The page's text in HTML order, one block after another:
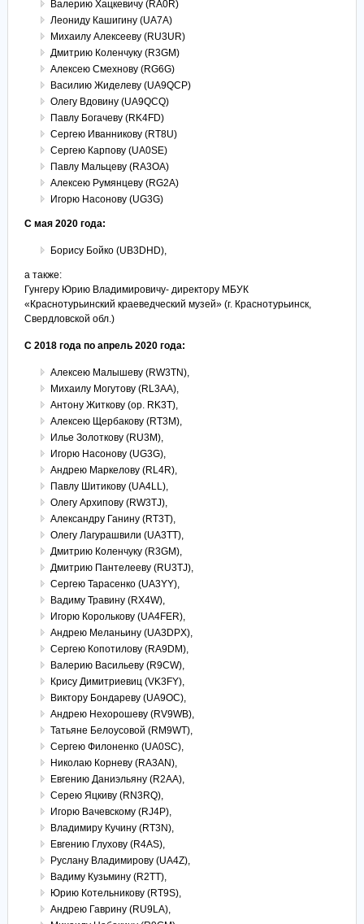
Валерию Хацкевичу (RA0R)
Леониду Кашигину (UA7A)
Михаилу Алексееву (RU3UR)
Дмитрию Коленчуку (R3GM)
Алексею Смехнову (RG6G)
Василию Жиделеву (UA9QCP)
Олегу Вдовину (UA9QCQ)
Павлу Богачеву (RK4FD)
Сергею Иванникову (RT8U)
Сергею Карпову (UA0SE)
Павлу Мальцеву (RA3OA)
Алексею Румянцеву (RG2A)
Игорю Насонову (UG3G)
С мая 2020 года:
Борису Бойко (UB3DHD),
а также:
Гунгеру Юрию Владимировичу- директору МБУК
«Краснотурьинский краеведческий музей» (г. Краснотурьинск,
Свердловской обл.)
С 2018 года по апрель 2020 года:
Алексею Малышеву (RW3TN),
Михаилу Могутову (RL3AA),
Антону Житкову (op. RK3T),
Алексею Щербакову (RT3M),
Илье Золоткову (RU3M),
Игорю Насонову (UG3G),
Андрею Маркелову (RL4R),
Павлу Шитикову (UA4LL),
Олегу Архипову (RW3TJ),
Александру Ганину (RT3T),
Олегу Лагурашвили (UA3TT),
Дмитрию Коленчуку (R3GM),
Дмитрию Пантелееву (RU3TJ),
Сергею Тарасенко (UA3YY),
Вадиму Травину (RX4W),
Игорю Королькову (UA4FER),
Андрею Меланьину (UA3DPX),
Сергею Копотилову (RA9DM),
Валерию Васильеву (R9CW),
Крису Димитриевиц (VK3FY),
Виктору Бондареву (UA9OC),
Андрею Нехорошеву (RV9WB),
Татьяне Белоусовой (RM9WT),
Сергею Филоненко (UA0SC),
Николаю Корневу (RA3AN),
Евгению Даниэльяну (R2AA),
Серею Яцкиву (RN3RQ),
Игорю Вачевскому (RJ4P),
Владимиру Кучину (RT3N),
Евгению Глухову (R4AS),
Руслану Владимирову (UA4Z),
Вадиму Кузьмину (R2TT),
Юрию Котельникову (RT9S),
Андрею Гаврину (RU9LA),